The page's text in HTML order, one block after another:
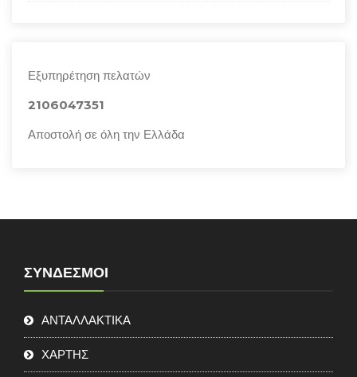
Εξυπηρέτηση πελατών
2106047351
Αποστολή σε όλη την Ελλάδα
ΣΎΝΔΕΣΜΟΙ
ΑΝΤΑΛΛΑΚΤΙΚΑ
ΧΑΡΤΗΣ